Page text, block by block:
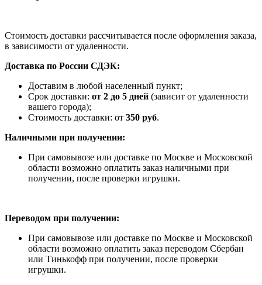
Стоимость доставки рассчитывается после оформления заказа,
в зависимости от удаленности.
Доставка по России СДЭК:
Доставим в любой населенный пункт;
Срок доставки: от 2 до 5 дней (зависит от удаленности
вашего города);
Стоимость доставки: от 350 руб.
Наличными при получении:
При самовывозе или доставке по Москве и Московской
области возможно оплатить заказ наличными при
получении, после проверки игрушки.
Переводом при получении:
При самовывозе или доставке по Москве и Московской
области возможно оплатить заказ переводом Сбербан
или Тинькофф при получении, после проверки
игрушки.